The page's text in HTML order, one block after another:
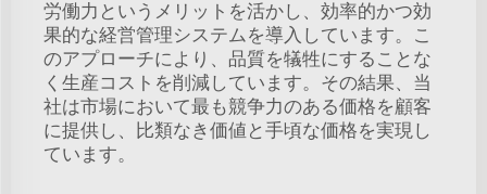
労働力というメリットを活かし、効率的かつ効
果的な経営管理システムを導入しています。こ
のアプローチにより、品質を犠牲にすることな
く生産コストを削減しています。その結果、当
社は市場において最も競争力のある価格を顧客
に提供し、比類なき価値と手頃な価格を実現し
ています。